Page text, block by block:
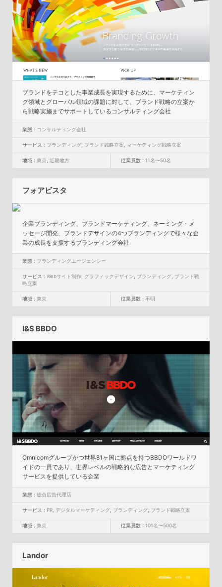
ブランドをテコとした事業成長を実現するために、マーケティン
グ領域とグローバル領域の課題に対して、ブランド戦略の立案か
ら戦略実施までサポートしているコンサルティング会社
業態 : コンサルティング会社
サービス : ブランディング ブランド戦略立案 マーケティング戦略立案
地域 :東京 ,近畿地方 従業員数 : 11名〜50名
フォアビスタ
企業ブランディング、ブランドマーケティング、ネーミング・メ
ッセージ開発、ブランドデザインの4つブランディングで様々な企
業の成長を支援するブランディング会社
業態 : ブランディングエージェンシー
サービス :Webサイト制作 グラフィックデザイン ブランディング ブランド戦
略立案
地域 :東京 従業員数 : 不明
I&S BBDO
Omnicomグループかつ世界81ヶ国に拠点を持つBBDOワールドワ
イドの一員であり、世界レベルの戦略的な広告とマーケティング
サービスを提供している企業
業態 :総合広告代理店
サービス : PR デジタルマーケティング ブランディング ブランド戦略立案
地域 :東京 従業員数 : 101名〜500名
Landor